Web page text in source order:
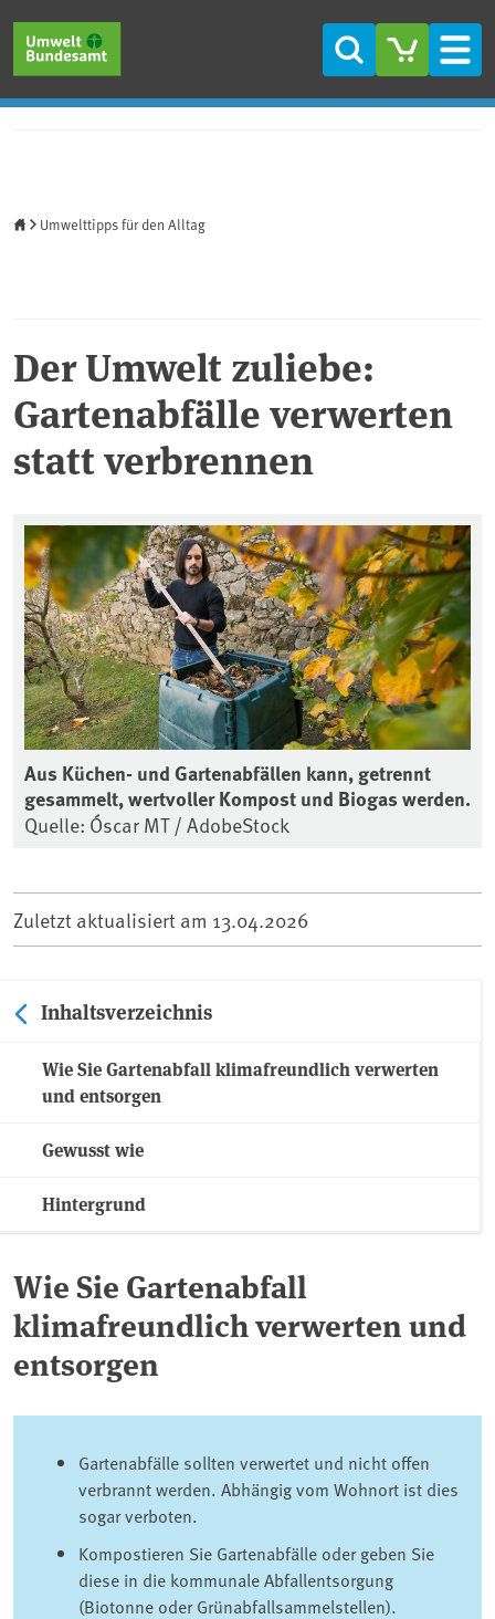
Suche
Umwelttipps für den Alltag
Der Umwelt zuliebe:
Gartenabfälle verwerten
statt verbrennen
Aus Küchen- und Gartenabfällen kann, getrennt
gesammelt, wertvoller Kompost und Biogas werden.
Quelle: Óscar MT / AdobeStock
Zuletzt aktualisiert am 13.04.2026
Inhaltsverzeichnis
Wie Sie Gartenabfall klimafreundlich verwerten
und entsorgen
Gewusst wie
Hintergrund
Wie Sie Gartenabfall
klimafreundlich verwerten und
entsorgen
Gartenabfälle sollten verwertet und nicht offen
verbrannt werden. Abhängig vom Wohnort ist dies
sogar verboten.
Kompostieren Sie Gartenabfälle oder geben Sie
diese in die kommunale Abfallentsorgung
(Biotonne oder Grünabfallsammelstellen).